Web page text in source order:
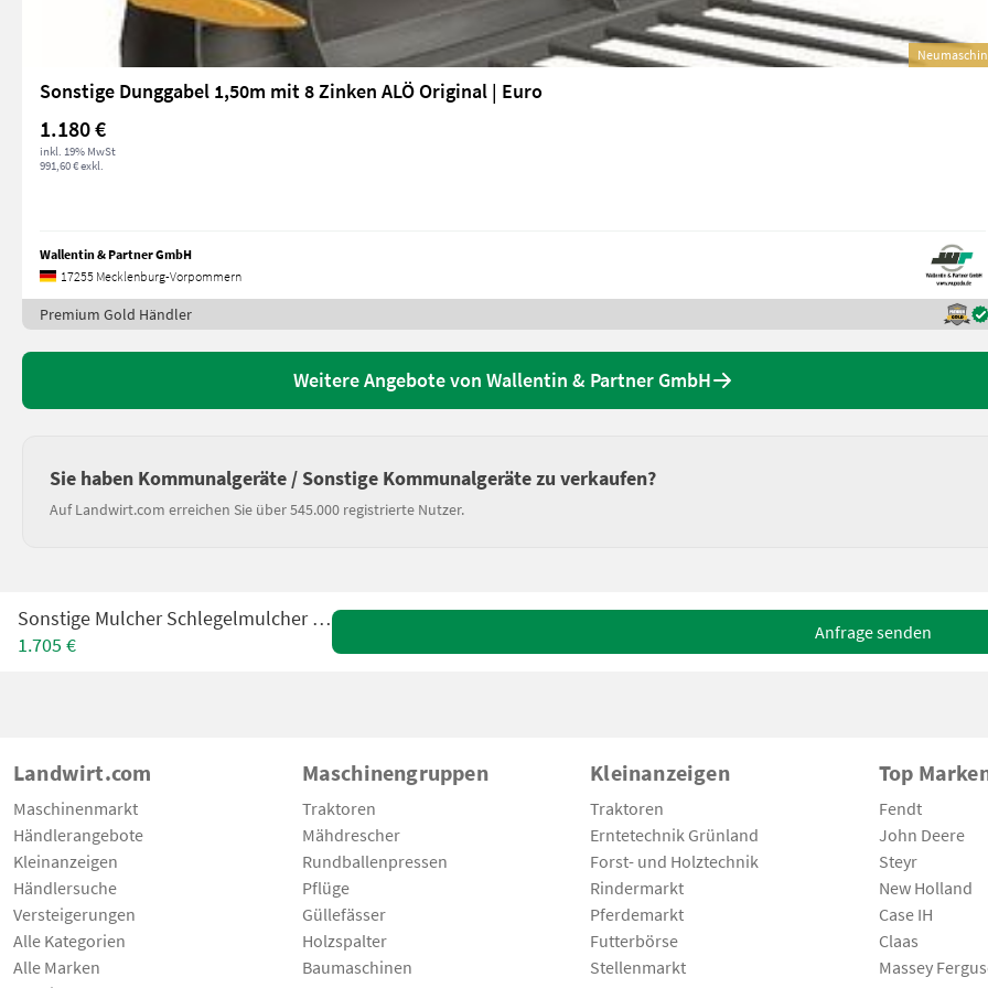
Sonstige Dunggabel 1,50m mit 8 Zinken ALÖ Original | Euro
1.180 €
inkl. 19% MwSt
991,60 € exkl.
Wallentin & Partner GmbH
17255 Mecklenburg-Vorpommern
Premium Gold Händler
Weitere Angebote von Wallentin & Partner GmbH
Sie haben Kommunalgeräte / Sonstige Kommunalgeräte zu verkaufen?
Auf Landwirt.com erreichen Sie über 545.000 registrierte Nutzer.
Sonstige Mulcher Schlegelmulcher KSH 135 Profi
1.705 €
Anfrage senden
Landwirt.com
Maschinenmarkt
Händlerangebote
Kleinanzeigen
Händlersuche
Versteigerungen
Alle Kategorien
Alle Marken
Maschinengruppen
Traktoren
Mähdrescher
Rundballenpressen
Pflüge
Güllefässer
Holzspalter
Baumaschinen
Kleinanzeigen
Traktoren
Erntetechnik Grünland
Forst- und Holztechnik
Rindermarkt
Pferdemarkt
Futterbörse
Stellenmarkt
Top
Fendt
John Deere
Steyr
New Holland
Case IH
Claas
Massey